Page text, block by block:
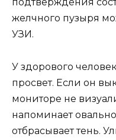
подтверждения
желчного пузыря
УЗИ.
У здорового
просвет. Если он
мониторе не
напоминает
отбрасывает тень.